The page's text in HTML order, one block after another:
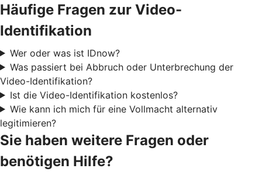
Häufige Fragen zur Video-
Identifikation
Wer oder was ist IDnow?
Was passiert bei Abbruch oder Unterbrechung der
Video-Identifikation?
Ist die Video-Identifikation kostenlos?
Wie kann ich mich für eine Vollmacht alternativ
legitimieren?
Sie haben weitere Fragen oder
benötigen Hilfe?